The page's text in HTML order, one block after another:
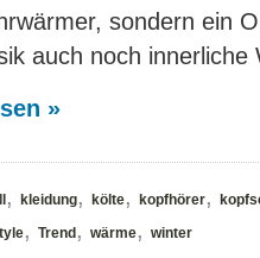
sondern ein
auch noch innerliche
»
, kleidung, költe, kopfhörer,
, Trend , wärme, winter